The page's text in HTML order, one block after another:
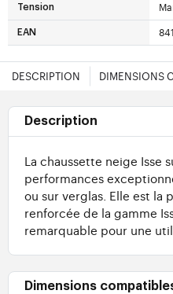
Tension
EAN
DESCRIPTION DIMENSIONS
Description
La chaussette neige Isse
performances
ou sur verglas. Elle est la
renforcée de la gamme
remarquable pour une
Dimensions